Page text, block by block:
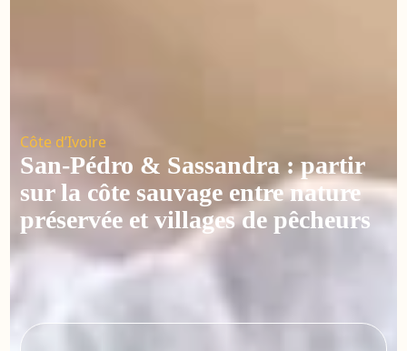
Côte d’Ivoire
San-Pédro & Sassandra : partir
sur la côte sauvage entre nature
préservée et villages de pêcheurs